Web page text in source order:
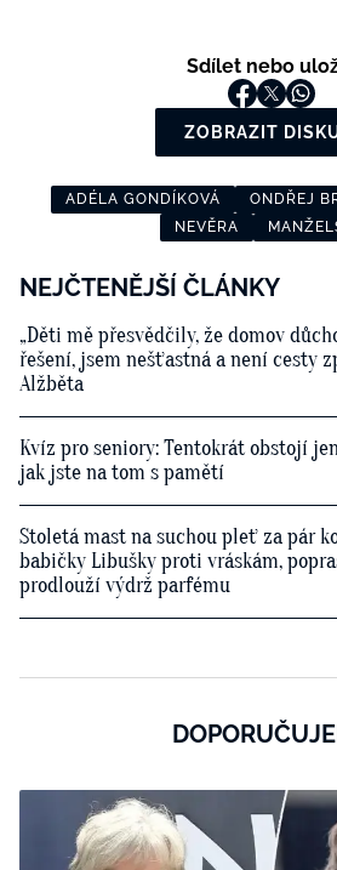
Sdílet nebo
ZOBRAZIT
ADÉLA GONDÍKOVÁ ONDŘEJ
NEVĚRA
NEJČTENĚJŠÍ ČLÁNKY
„Děti mě přesvědčily, že domov
řešení, jsem nešťastná a není cesty
Alžběta
Kvíz pro seniory: Tentokrát obstojí
jak jste na tom s pamětí
Stoletá mast na suchou pleť za pár
babičky Libušky proti vráskám,
prodlouží výdrž parfému